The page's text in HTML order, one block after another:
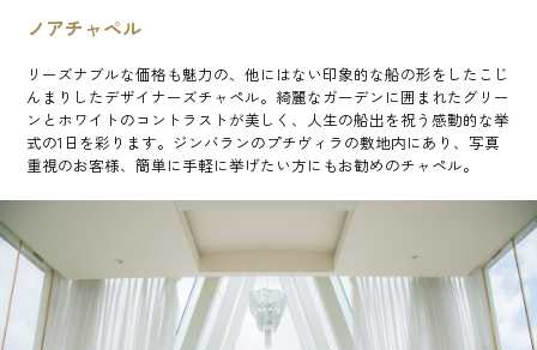
ノアチャペル
リーズナブルな価格も魅力の、他にはない印象的な船の形をしたこじ
んまりしたデザイナーズチャペル。綺麗なガーデンに囲まれたグリー
ンとホワイトのコントラストが美しく、人生の船出を祝う感動的な挙
式の1日を彩ります。ジンバランのプチヴィラの敷地内にあり、写真
重視のお客様、簡単に手軽に挙げたい方にもお勧めのチャペル。